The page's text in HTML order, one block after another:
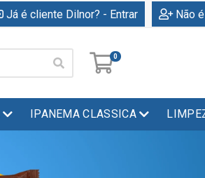
Já é cliente Dilnor? - Entrar Não
0
IPANEMA CLASSICA